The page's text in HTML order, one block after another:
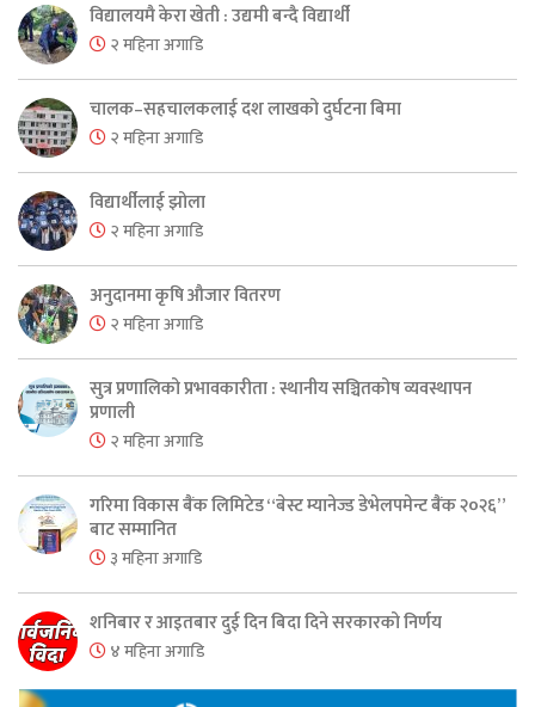
विद्यालयमै केरा खेती : उद्यमी बन्दै विद्यार्थी
२ महिना अगाडि
चालक–सहचालकलाई दश लाखको दुर्घटना बिमा
२ महिना अगाडि
विद्यार्थीलाई झोला
२ महिना अगाडि
अनुदानमा कृषि औजार वितरण
२ महिना अगाडि
सुत्र प्रणालिको प्रभावकारीता : स्थानीय सञ्चितकोष व्यवस्थापन
प्रणाली
२ महिना अगाडि
गरिमा विकास बैंक लिमिटेड “बेस्ट म्यानेज्ड डेभेलपमेन्ट बैंक २०२६”
बाट सम्मानित
३ महिना अगाडि
शनिबार र आइतबार दुई दिन बिदा दिने सरकारको निर्णय
४ महिना अगाडि